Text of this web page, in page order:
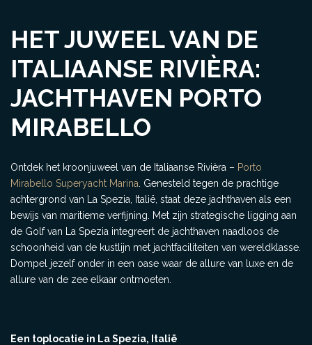
HET JUWEEL VAN DE
ITALIAANSE RIVIÈRA:
JACHTHAVEN PORTO
MIRABELLO
Ontdek het kroonjuweel van de Italiaanse Rivièra – Porto
Mirabello Superyacht Marina . Genesteld tegen de prachtige
achtergrond van La Spezia, Italië, staat deze jachthaven als een
bewijs van maritieme verfijning. Met zijn strategische ligging aan
de Golf van La Spezia integreert de jachthaven naadloos de
schoonheid van de kustlijn met jachtfaciliteiten van wereldklasse.
Dompel jezelf onder in een oase waar de allure van luxe en de
allure van de zee elkaar ontmoeten.
Een toplocatie in La Spezia, Italië